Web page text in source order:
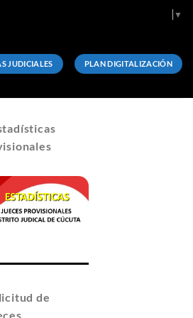
▼
JUDICIALES PLAN DIGITALIZACIÓN
de